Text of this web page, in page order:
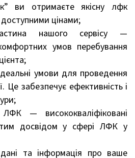
ви отримаєте якісну лфк
доступними цінами;
нашого сервісу —
умов перебування
умови для проведення
Це забезпечує ефективність і
ЛФК — висококваліфіковані
досвідом у сфері ЛФК у
та інформація про ваше